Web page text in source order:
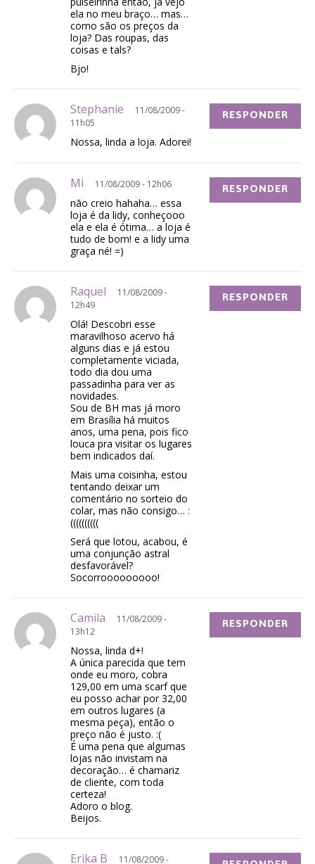
ela no meu braço… mas…
como são os preços da
loja? Das roupas, das
coisas e tals?
Bjo!
Stephanie
11/08/2009 -
11h05
Nossa, linda a loja. Adorei!
RESPONDER
Mi 11/08/2009 - 12h06
não creio hahaha… essa
loja é da lidy, conheçooo
ela e ela é ótima… a loja é
tudo de bom! e a lidy uma
graça né! =)
RESPONDER
Raquel
11/08/2009 -
12h49
Olá! Descobri esse
maravilhoso acervo há
alguns dias e já estou
completamente viciada,
todo dia dou uma
passadinha para ver as
novidades.
Sou de BH mas já moro
em Brasília há muitos
anos, uma pena, pois fico
louca pra visitar os lugares
bem indicados daí.
Mais uma coisinha, estou
tentando deixar um
comentário no sorteio do
colar, mas não consigo… :
((((((((((
Será que lotou, acabou, é
uma conjunção astral
desfavorável?
Socorrooooooooo!
RESPONDER
Camila
11/08/2009 -
13h12
Nossa, linda d+!
A única parecida que tem
onde eu moro, cobra
129,00 em uma scarf que
eu posso achar por 32,00
em outros lugares (a
mesma peça), então o
preço não é justo. :(
É uma pena que algumas
lojas não invistam na
decoração… é chamariz
de cliente, com toda
certeza!
Adoro o blog.
Beijos.
RESPONDER
Erika B
11/08/2009 -